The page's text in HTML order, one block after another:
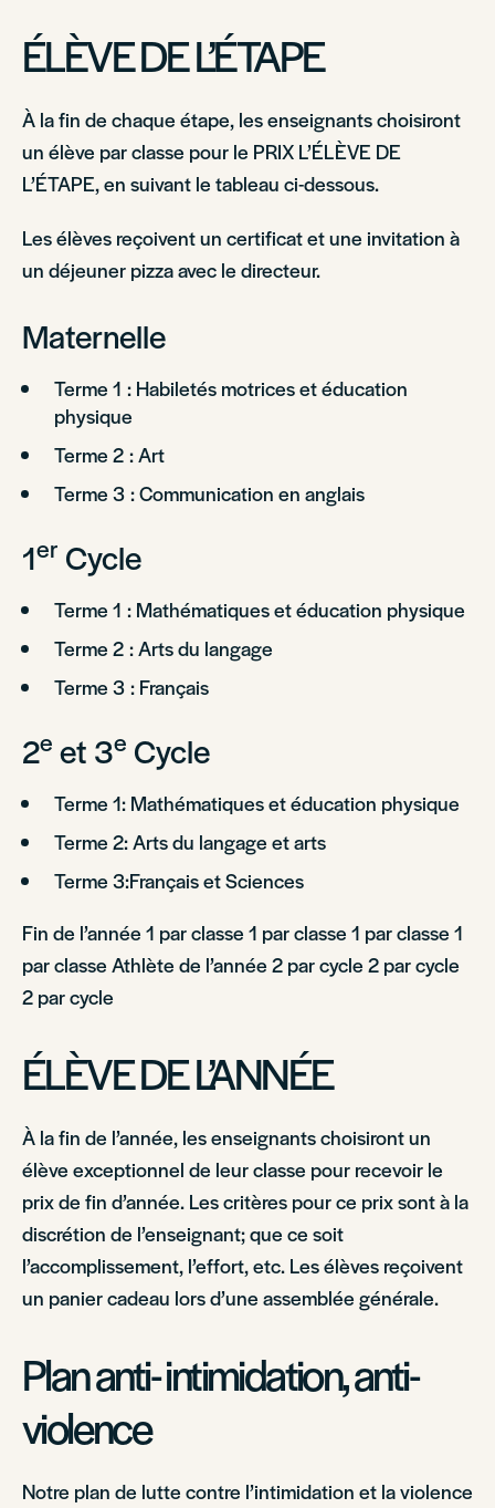
ÉLÈVE DE L’ÉTAPE
À la fin de chaque étape, les enseignants choisiront
un élève par classe pour le PRIX L’ÉLÈVE DE
L’ÉTAPE, en suivant le tableau ci-dessous.
Les élèves reçoivent un certificat et une invitation à
un déjeuner pizza avec le directeur.
Maternelle
Terme 1 : Habiletés motrices et éducation
physique
Terme 2 : Art
Terme 3 : Communication en anglais
1er Cycle
Terme 1 : Mathématiques et éducation physique
Terme 2 : Arts du langage
Terme 3 : Français
2e et 3e Cycle
Terme 1: Mathématiques et éducation physique
Terme 2: Arts du langage et arts
Terme 3:Français et Sciences
Fin de l’année 1 par classe 1 par classe 1 par classe 1
par classe Athlète de l’année 2 par cycle 2 par cycle
2 par cycle
ÉLÈVE DE L’ANNÉE
À la fin de l’année, les enseignants choisiront un
élève exceptionnel de leur classe pour recevoir le
prix de fin d’année. Les critères pour ce prix sont à la
discrétion de l’enseignant; que ce soit
l’accomplissement, l’effort, etc. Les élèves reçoivent
un panier cadeau lors d’une assemblée générale.
Plan anti- intimidation, anti-
violence
Notre plan de lutte contre l’intimidation et la violence